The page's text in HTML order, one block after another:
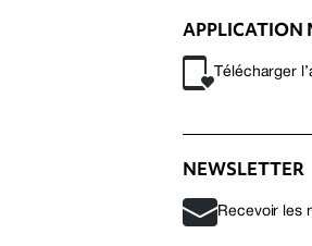
APPLICATION
Télécharger
NEWSLETTER
Recevoir les